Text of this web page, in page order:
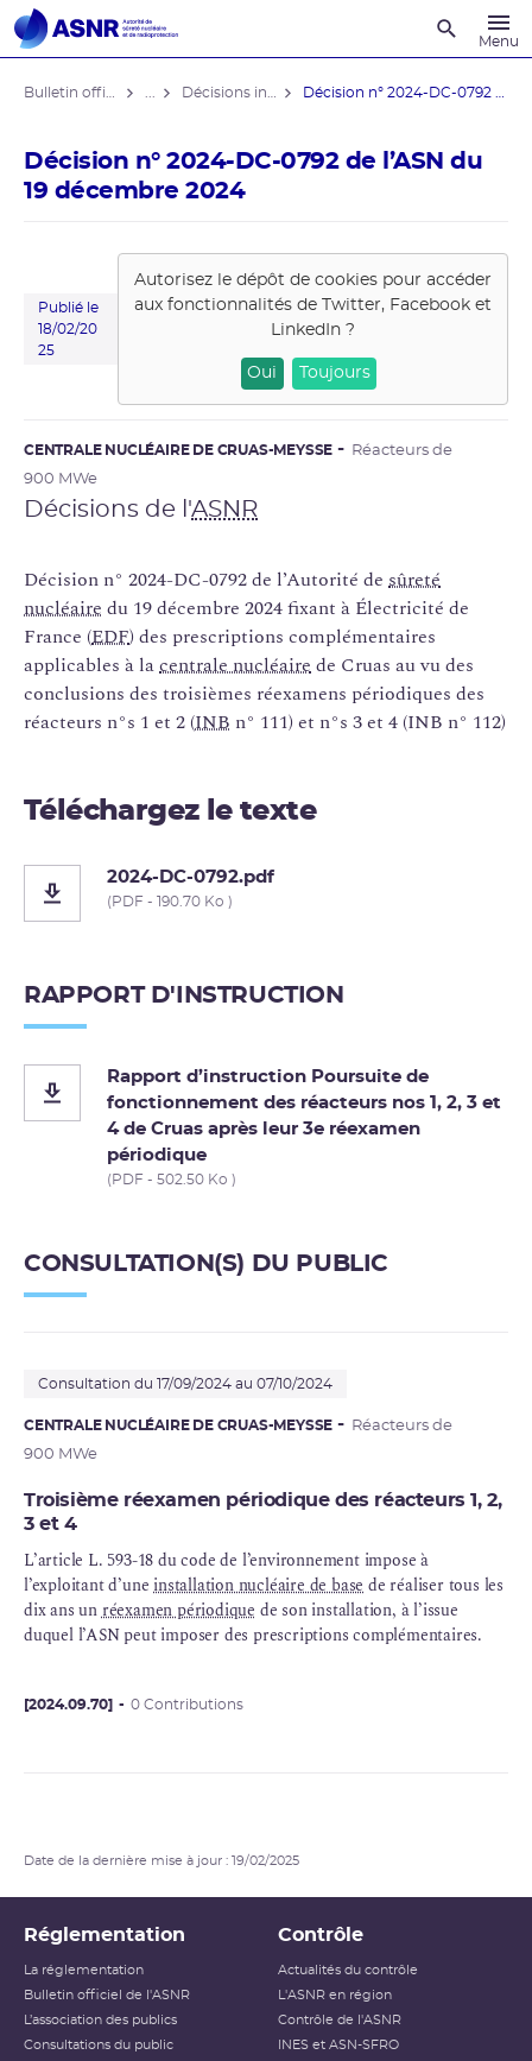
Menu
Décision n° 2024-DC-0792 de l’ASN du
19 décembre 2024
Publié le
18/02/20
25
Autorisez le dépôt de cookies pour accéder
aux fonctionnalités de Twitter, Facebook et
LinkedIn?
Oui Toujours
CENTRALE NUCLÉAIRE DE CRUAS-MEYSSE
Réacteurs de
900 MWe
Décisions de l'ASNR
Décision n° 2024-DC-0792 de l’Autorité de sûreté
nucléaire du 19 décembre 2024 fixant à Électricité de
France (EDF) des prescriptions complémentaires
applicables à lacentrale nucléairede Cruas au vu des
conclusions des troisièmes réexamens périodiques des
réacteurs n°s 1 et 2 (INB n° 111) et n°s 3 et 4 (INB n° 112)
Téléchargez le texte
2024-DC-0792.pdf
(PDF - 190.70 Ko )
RAPPORT D'INSTRUCTION
Rapport d’instruction Poursuite de
fonctionnement des réacteurs nos 1, 2, 3 et
4 de Cruas après leur 3e réexamen
périodique
(PDF - 502.50 Ko )
CONSULTATION(S) DU PUBLIC
Consultation du 17/09/2024 au 07/10/2024
CENTRALE NUCLÉAIRE DE CRUAS-MEYSSE
Réacteurs de
900 MWe
Troisième réexamen périodique des réacteurs 1, 2,
3 et 4
L’article L. 593-18 du code de l’environnement impose à
l’exploitant d’uneinstallation nucléaire de basede réaliser tous les
dix ans unréexamen périodique de son installation, à l’issue
duquel l’ASN peut imposer des prescriptions complémentaires.
[2024.09.70] 0 Contributions
Date de la dernière mise à jour : 19/02/2025
Réglementation
La réglementation
Bulletin officiel de l'ASNR
L’association des publics
Consultations du public
Contrôle
Actualités du contrôle
L'ASNR en région
Contrôle de l'ASNR
INES et ASN-SFRO